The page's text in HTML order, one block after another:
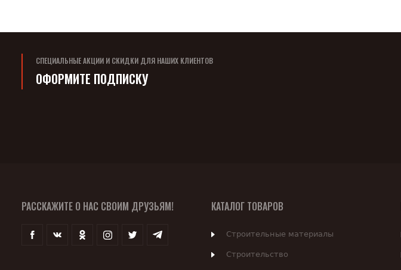
СПЕЦИАЛЬНЫЕ АКЦИИ И СКИДКИ ДЛЯ НАШИХ КЛИЕНТОВ
ОФОРМИТЕ ПОДПИСКУ
РАССКАЖИТЕ О НАС СВОИМ ДРУЗЬЯМ! КАТАЛОГ ТОВАРОВ
Строительные материалы
Строительство